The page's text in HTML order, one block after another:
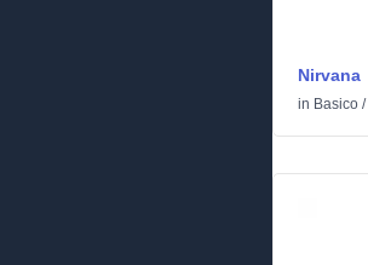
Nirvana
in Basico /